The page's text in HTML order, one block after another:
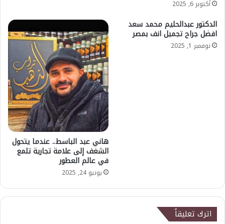
أكتوبر 6, 2025
الدكتور عبدالحليم محمد سعد
افضل جراح تجميل انف بمصر
نوفمبر 1, 2025
هاني عبد الباسط.. عندما يتحول
الشغف إلى علامة تجارية تلمع
في عالم العطور
يونيو 24, 2025
اترك تعليقاً